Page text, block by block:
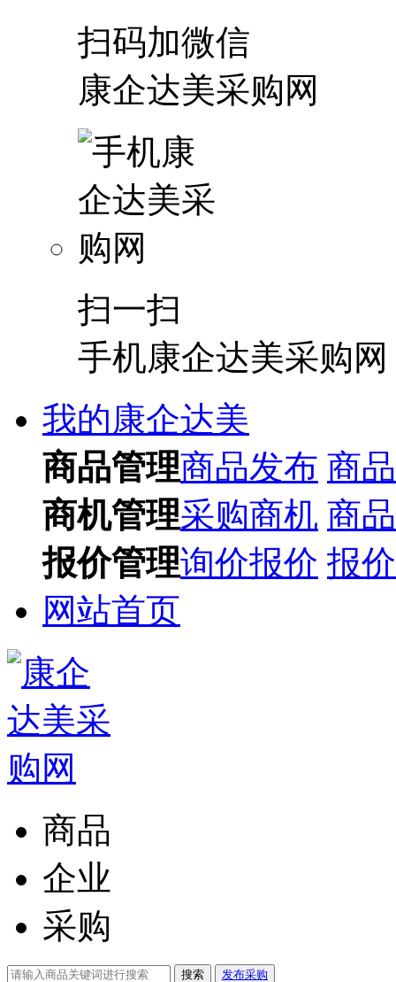
扫码加微信
康企达美采购网
扫一扫
手机康企达美采购网
我的康企达美
商品管理商品发布 商
商机管理采购商机 商
报价管理询价报价 报
网站首页
商品
企业
采购
搜索 发布采购